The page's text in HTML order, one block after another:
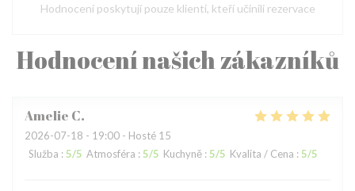
Hodnocení našich zákazníků
Amelie C
2026-07-18 - 19:00 - Hosté 15
Služba : 5/5 Atmosféra : 5/5 Kuchyně : 5/5 Kvalita / Cena : 5/5
Hodnocení poskytují pouze klienti, kteří učinili rezervace